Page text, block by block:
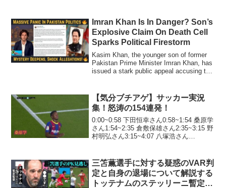
Imran Khan Is In Danger? Son’s
Explosive Claim On Death Cell
Sparks Political Firestorm
Kasim Khan, the younger son of former
Pakistan Prime Minister Imran Khan, has
issued a stark public appeal accusing the
【気分ブチアゲ】サッカー実況
集！怒涛の154連発！
0:00~0:58 下田恒幸さん0:58~1:54 桑原学
さん1:54~2:35 倉敷保雄さん2:35~3:15 野
村明弘さん3:15~4:07 八塚浩さん
三笘薫選手に対する疑惑のVAR判
定と自身の退場について解説する
トッテナムのステッリーニ暫定監